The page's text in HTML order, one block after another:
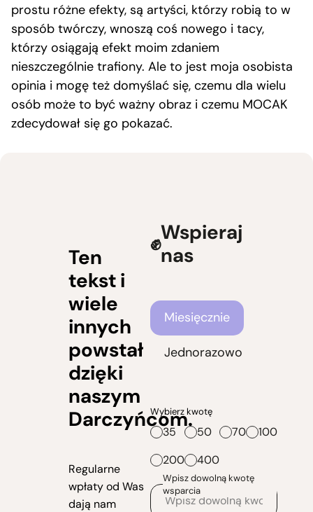
prostu różne efekty, są artyści, którzy robią to w
sposób twórczy, wnoszą coś nowego i tacy,
którzy osiągają efekt moim zdaniem
nieszczególnie trafiony. Ale to jest moja osobista
opinia i mogę też domyślać się, czemu dla wielu
osób może to być ważny obraz i czemu MOCAK
zdecydował się go pokazać.
Ten
tekst i
wiele
innych
powstał
dzięki
naszym
Darczyńcom.
Regularne
wpłaty od Was
dają nam
Wspieraj
nas
Częstotliwość wsparcia
Miesięcznie
Jednorazowo
Wybierz kwotę
35 50 70
100
200
400
Wpisz dowolną kwotę
wsparcia